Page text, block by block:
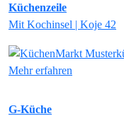
Küchenzeile
Mit Kochinsel | Koje 42
Mehr erfahren
G-Küche